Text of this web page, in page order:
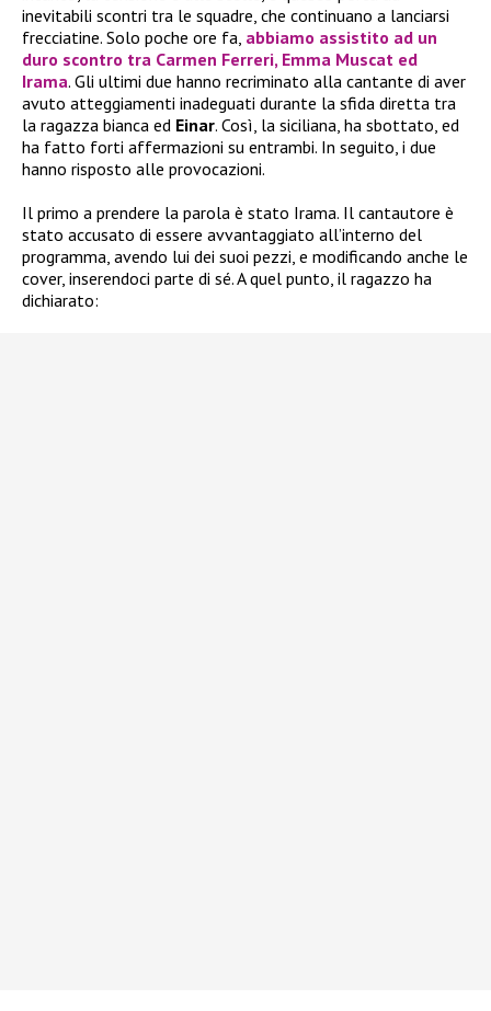
inevitabili scontri tra le squadre, che continuano a lanciarsi
frecciatine. Solo poche ore fa, abbiamo assistito ad un
duro scontro tra Carmen Ferreri, Emma Muscat ed
Irama. Gli ultimi due hanno recriminato alla cantante di aver
avuto atteggiamenti inadeguati durante la sfida diretta tra
la ragazza bianca ed Einar. Così, la siciliana, ha sbottato, ed
ha fatto forti affermazioni su entrambi. In seguito, i due
hanno risposto alle provocazioni.
Il primo a prendere la parola è stato Irama. Il cantautore è
stato accusato di essere avvantaggiato all’interno del
programma, avendo lui dei suoi pezzi, e modificando anche le
cover, inserendoci parte di sé. A quel punto, il ragazzo ha
dichiarato: